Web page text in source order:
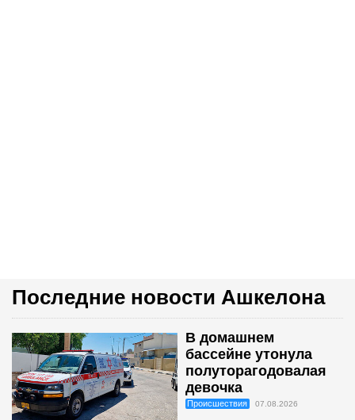
Последние новости Ашкелона
В домашнем
бассейне утонула
полуторагодовалая
девочка
Происшествия 07.08.2026